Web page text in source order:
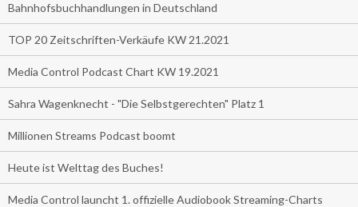
Bahnhofsbuchhandlungen in Deutschland
TOP 20 Zeitschriften-Verkäufe KW 21.2021
Media Control Podcast Chart KW 19.2021
Sahra Wagenknecht - "Die Selbstgerechten" Platz 1
Millionen Streams Podcast boomt
Heute ist Welttag des Buches!
Media Control launcht 1. offizielle Audiobook Streaming-Charts